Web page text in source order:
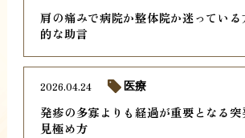
肩の痛みで病院か整体院か迷ってい
的な助言
発疹の多寡よりも経過が重要となる突
見極め方
2026.04.24 医療